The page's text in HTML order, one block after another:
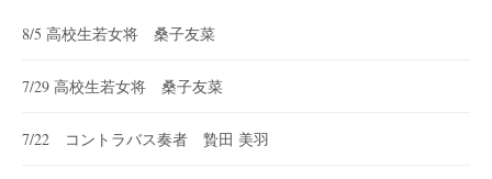
8/5 高校生若女将 桑子友菜
7/29 高校生若女将 桑子友菜
7/22 コントラバス奏者 贄田 美羽